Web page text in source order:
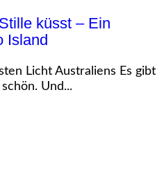
küsst – Ein
Island
Licht Australiens Es gibt
Und...